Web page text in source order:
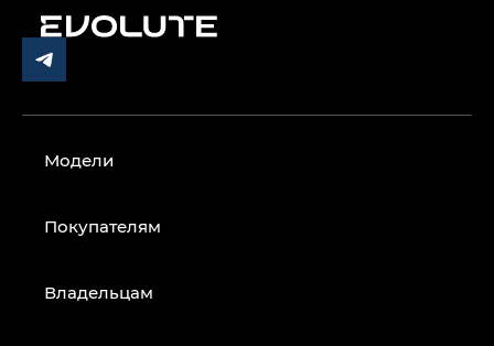
Модели
Покупателям
Владельцам